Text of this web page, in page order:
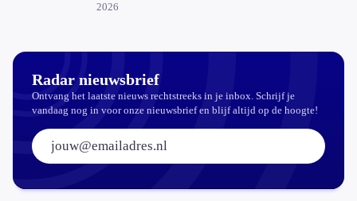
zitten:
2026
Radar nieuwsbrief
Ontvang het laatste nieuws rechtstreeks in je inbox. Schrijf je
vandaag nog in voor onze nieuwsbrief en blijf altijd op de hoogte!
E-mailadres: